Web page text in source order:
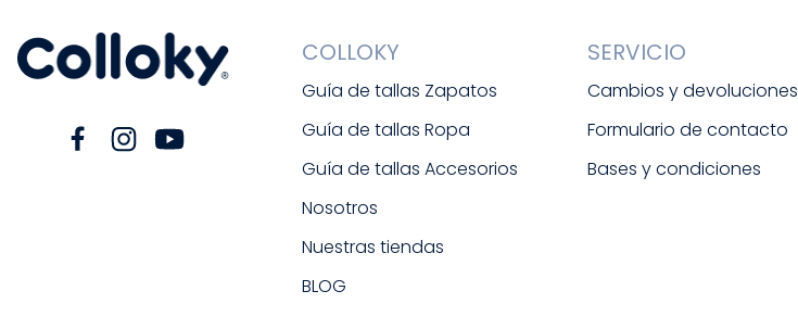
COLLOKY
Guía de tallas Zapatos
Guía de tallas Ropa
Guía de tallas Accesorios
Nosotros
Nuestras tiendas
BLOG
SERVICIO
Cambios y devoluciones
Formulario de contacto
Bases y condiciones